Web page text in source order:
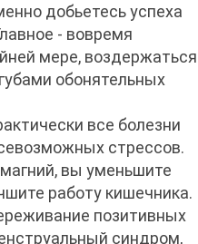
добьетесь успеха
- вовремя
мере, воздержаться
обонятельных
все болезни
стрессов.
вы уменьшите
работу кишечника.
позитивных
синдром,